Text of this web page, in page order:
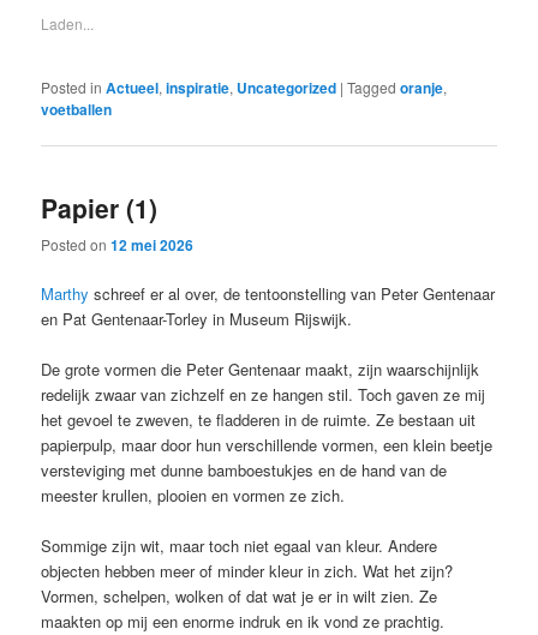
Laden...
Posted in Actueel,inspiratie, Uncategorized |Tagged oranje,
voetballen
Papier (1)
Posted on12 mei 2026
Marthy schreef er al over, de tentoonstelling van Peter Gentenaar
en Pat Gentenaar-Torley in Museum Rijswijk.
De grote vormen die Peter Gentenaar maakt, zijn waarschijnlijk
redelijk zwaar van zichzelf en ze hangen stil. Toch gaven ze mij
het gevoel te zweven, te fladderen in de ruimte. Ze bestaan uit
papierpulp, maar door hun verschillende vormen, een klein beetje
versteviging met dunne bamboestukjes en de hand van de
meester krullen, plooien en vormen ze zich.
Sommige zijn wit, maar toch niet egaal van kleur. Andere
objecten hebben meer of minder kleur in zich. Wat het zijn?
Vormen, schelpen, wolken of dat wat je er in wilt zien. Ze
maakten op mij een enorme indruk en ik vond ze prachtig.